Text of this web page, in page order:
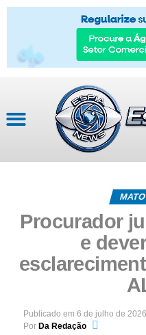
Procurador
e
Publicado em 6 de julho de 2026
Por Da Redação